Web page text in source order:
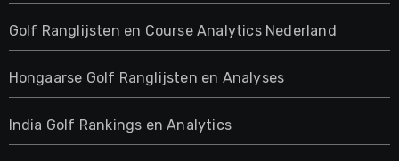
Golf Ranglijsten en Course Analytics Nederland
Hongaarse Golf Ranglijsten en Analyses
India Golf Rankings en Analytics